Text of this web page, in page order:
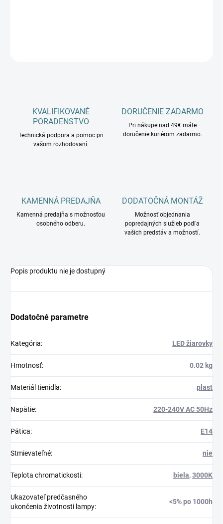
KVALIFIKOVANÉ
PORADENSTVO
Technická podpora a pomoc pri
vašom rozhodovaní.
DORUČENIE ZADARMO
Pri nákupe nad 49€ máte
doručenie kuriérom zadarmo.
KAMENNÁ PREDAJŇA
Kamenná predajňa s možnosťou
osobného odberu.
DODATOČNÁ MONTÁŽ
Možnosť objednania
popredajných služieb podľa
vašich predstáv a možností.
Popis produktu nie je dostupný
Dodatočné parametre
Kategória: LED žiarovky
Hmotnosť: 0.02 kg
Materiál tienidla: plast
Napätie: 220-240V AC 50Hz
Pätica: E14
Stmievateľné: nie
Teplota chromatickosti: biela,3000K
Ukazovateľ predčasného
ukončenia životnosti lampy:
<5% po 1000h